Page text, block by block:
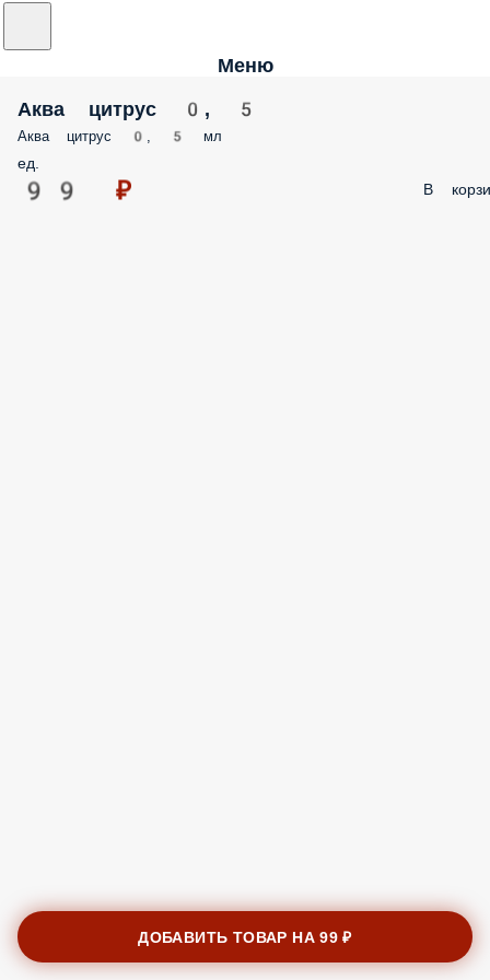
Меню
Аква цитрус 0, 5
Аква цитрус 0, 5 мл
ед.
99 ₽ В
ДОБАВИТЬ ТОВАР НА99 ₽